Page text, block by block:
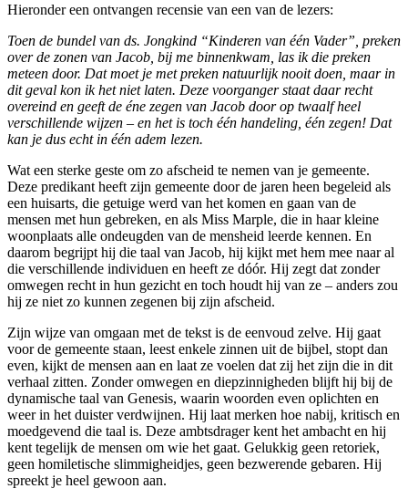
Hieronder een ontvangen recensie van een van de lezers:
Toen de bundel van ds. Jongkind “Kinderen van één Vader”, preken
over de zonen van Jacob, bij me binnenkwam, las ik die preken
meteen door. Dat moet je met preken natuurlijk nooit doen, maar in
dit geval kon ik het niet laten. Deze voorganger staat daar recht
overeind en geeft de éne zegen van Jacob door op twaalf heel
verschillende wijzen – en het is toch één handeling, één zegen! Dat
kan je dus echt in één adem lezen.
Wat een sterke geste om zo afscheid te nemen van je gemeente.
Deze predikant heeft zijn gemeente door de jaren heen begeleid als
een huisarts, die getuige werd van het komen en gaan van de
mensen met hun gebreken, en als Miss Marple, die in haar kleine
woonplaats alle ondeugden van de mensheid leerde kennen. En
daarom begrijpt hij die taal van Jacob, hij kijkt met hem mee naar al
die verschillende individuen en heeft ze dóór. Hij zegt dat zonder
omwegen recht in hun gezicht en toch houdt hij van ze – anders zou
hij ze niet zo kunnen zegenen bij zijn afscheid.
Zijn wijze van omgaan met de tekst is de eenvoud zelve. Hij gaat
voor de gemeente staan, leest enkele zinnen uit de bijbel, stopt dan
even, kijkt de mensen aan en laat ze voelen dat zij het zijn die in dit
verhaal zitten. Zonder omwegen en diepzinnigheden blijft hij bij de
dynamische taal van Genesis, waarin woorden even oplichten en
weer in het duister verdwijnen. Hij laat merken hoe nabij, kritisch en
moedgevend die taal is. Deze ambtsdrager kent het ambacht en hij
kent tegelijk de mensen om wie het gaat. Gelukkig geen retoriek,
geen homiletische slimmigheidjes, geen bezwerende gebaren. Hij
spreekt je heel gewoon aan.